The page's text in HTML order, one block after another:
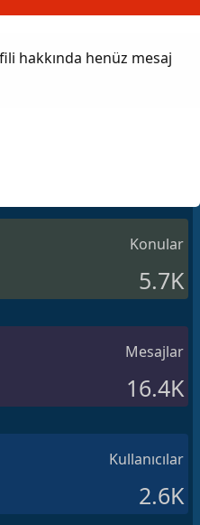
hakkında henüz mesaj
Konular
5.7K
Mesajlar
16.4K
Kullanıcılar
2.6K